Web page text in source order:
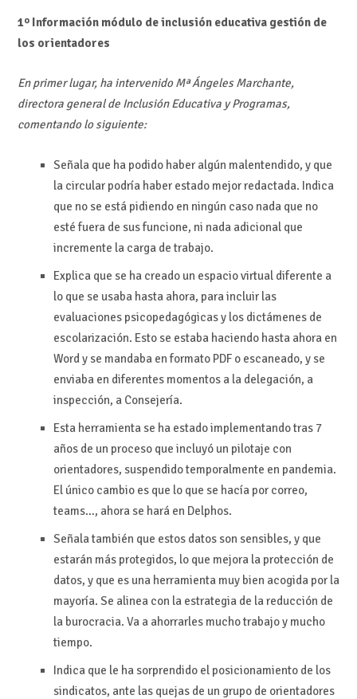
1º Información módulo de inclusión educativa gestión de
los orientadores
En primer lugar, ha intervenido Mª Ángeles Marchante,
directora general de Inclusión Educativa y Programas,
comentando lo siguiente:
Señala que ha podido haber algún malentendido, y que
la circular podría haber estado mejor redactada. Indica
que no se está pidiendo en ningún caso nada que no
esté fuera de sus funcione, ni nada adicional que
incremente la carga de trabajo.
Explica que se ha creado un espacio virtual diferente a
lo que se usaba hasta ahora, para incluir las
evaluaciones psicopedagógicas y los dictámenes de
escolarización. Esto se estaba haciendo hasta ahora en
Word y se mandaba en formato PDF o escaneado, y se
enviaba en diferentes momentos a la delegación, a
inspección, a Consejería.
Esta herramienta se ha estado implementando tras 7
años de un proceso que incluyó un pilotaje con
orientadores, suspendido temporalmente en pandemia.
El único cambio es que lo que se hacía por correo,
teams…, ahora se hará en Delphos.
Señala también que estos datos son sensibles, y que
estarán más protegidos, lo que mejora la protección de
datos, y que es una herramienta muy bien acogida por la
mayoría. Se alinea con la estrategia de la reducción de
la burocracia. Va a ahorrarles mucho trabajo y mucho
tiempo.
Indica que le ha sorprendido el posicionamiento de los
sindicatos, ante las quejas de un grupo de orientadores